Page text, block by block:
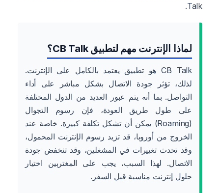
Talk.
لماذا الإنترنت مهم لتطبيق CB Talk؟
CB Talk هو تطبيق يعتمد بالكامل على الإنترنت.
لذلك، تؤثر جودة الاتصال بشكل مباشر على أداء
التواصل. بما أنه يتم عبور العديد من الدول المختلفة
على طول طريق العودة، فإن رسوم التجوال
(Roaming) يمكن أن تشكل تكلفة كبيرة. خاصة عند
الخروج من أوروبا، قد تزيد رسوم الإنترنت المحمول،
وقد تحدث تغييرات في المشغلين، وقد تنخفض جودة
الاتصال. لهذا السبب، يجب على المغتربين اختيار
حلول إنترنت مناسبة قبل السفر.